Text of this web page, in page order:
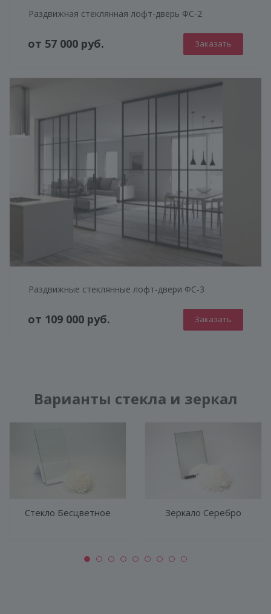
Раздвижная стеклянная лофт-дверь ФС-2
от 57 000 руб. Заказать
Раздвижные стеклянные лофт-двери ФС-3
от 109 000 руб. Заказать
Варианты стекла и зеркал
Стекло Бесцветное Зеркало Серебро
ГЕНЕРАТОР ДУШЕВЫХ КАБИН
КОНСТРУКЦИЯ